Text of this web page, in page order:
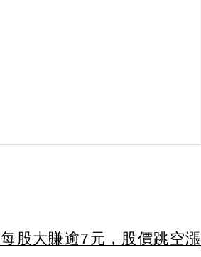
股大賺逾7元，股價跳空漲